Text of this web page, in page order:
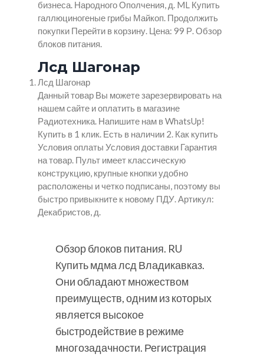
бизнеса. Народного Ополчения, д. ML Купить
галлюциногеные грибы Майкоп. Продолжить
покупки Перейти в корзину. Цена: 99 Р. Обзор
блоков питания.
Лсд Шагонар
Лсд Шагонар
Данный товар Вы можете зарезервировать на
нашем сайте и оплатить в магазине
Радиотехника. Напишите нам в WhatsUp!
Купить в 1 клик. Есть в наличии 2. Как купить
Условия оплаты Условия доставки Гарантия
на товар. Пульт имеет классическую
конструкцию, крупные кнопки удобно
расположены и четко подписаны, поэтому вы
быстро привыкните к новому ПДУ. Артикул:
Декабристов, д.
Обзор блоков питания. RU
Купить мдма лсд Владикавказ.
Они обладают множеством
преимуществ, одним из которых
является высокое
быстродействие в режиме
многозадачности. Регистрация